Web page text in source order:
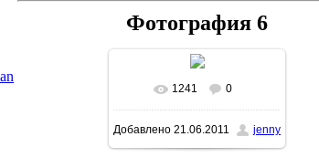
Фотография 6
1241 0
Добавлено 21.06.2011 jenny